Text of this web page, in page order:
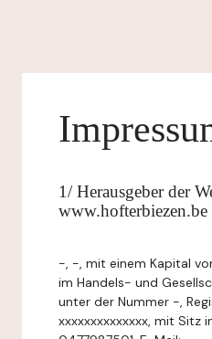
1/ Herausgeber der
www.hofterbiezen.be
-, -, mit einem Kapital
im Handels- und
unter der Nummer -,
xxxxxxxxxxxxxx, mit Sitz